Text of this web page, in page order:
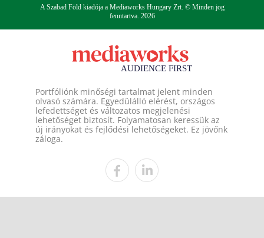
A Szabad Föld kiadója a Mediaworks Hungary Zrt. © Minden jog
fenntartva. 2026
Portfóliónk minőségi tartalmat jelent minden
olvasó számára. Egyedülálló elérést, országos
lefedettséget és változatos megjelenési
lehetőséget biztosít. Folyamatosan keressük az
új irányokat és fejlődési lehetőségeket. Ez jövőnk
záloga.